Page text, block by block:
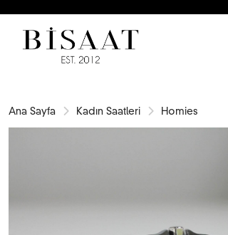
Ana Sayfa Kadın Saatleri Homies